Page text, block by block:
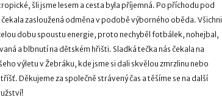
šli jsme lesem a cesta byla příjemná. Po příchodu pod
čekala zasloužená odměna v podobě výborného oběda. Všichni
dobu spoustu energie, proto nechyběl fotbálek, nohejbal,
a blbnutí na dětském hřišti. Sladká tečka nás čekala na
výletu v Žebráku, kde jsme si dali skvělou zmrzlinu nebo
Děkujeme za společně strávený čas a těšíme se na další